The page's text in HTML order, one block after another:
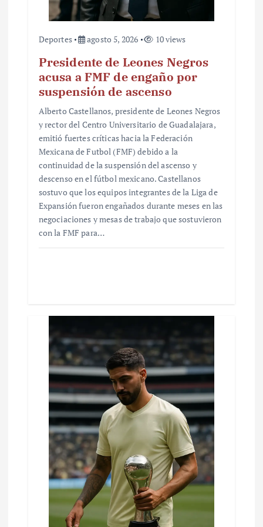
Deportes agosto 5, 2026 10 views
Presidente de Leones Negros
acusa a FMF de engaño por
suspensión de ascenso
Alberto Castellanos, presidente de Leones Negros
y rector del Centro Universitario de Guadalajara,
emitió fuertes críticas hacia la Federación
Mexicana de Futbol (FMF) debido a la
continuidad de la suspensión del ascenso y
descenso en el fútbol mexicano. Castellanos
sostuvo que los equipos integrantes de la Liga de
Expansión fueron engañados durante meses en las
negociaciones y mesas de trabajo que sostuvieron
con la FMF para…